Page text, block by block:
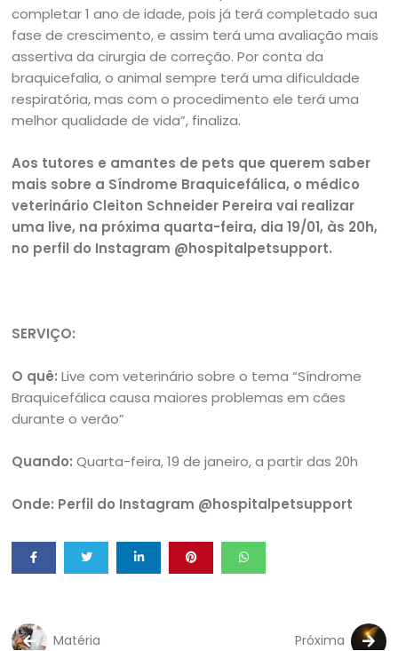
completar 1 ano de idade, pois já terá completado sua
fase de crescimento, e assim terá uma avaliação mais
assertiva da cirurgia de correção. Por conta da
braquicefalia, o animal sempre terá uma dificuldade
respiratória, mas com o procedimento ele terá uma
melhor qualidade de vida”, finaliza.
Aos tutores e amantes de pets que querem saber
mais sobre a Síndrome Braquicefálica, o médico
veterinário Cleiton Schneider Pereira vai realizar
uma live, na próxima quarta-feira, dia 19/01, às 20h,
no perfil do Instagram @hospitalpetsupport.
SERVIÇO:
O quê: Live com veterinário sobre o tema “Síndrome
Braquicefálica causa maiores problemas em cães
durante o verão”
Quando: Quarta-feira, 19 de janeiro, a partir das 20h
Onde: Perfil do Instagram @hospitalpetsupport
Matéria
Próxima